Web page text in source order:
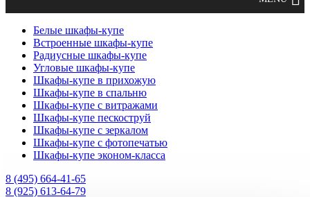
Белые шкафы-купе
Встроенные шкафы-купе
Радиусные шкафы-купе
Угловые шкафы-купе
Шкафы-купе в прихожую
Шкафы-купе в спальню
Шкафы-купе с витражами
Шкафы-купе пескоструй
Шкафы-купе с зеркалом
Шкафы-купе с фотопечатью
Шкафы-купе эконом-класса
8 (495) 664-41-65
8 (925) 613-64-79